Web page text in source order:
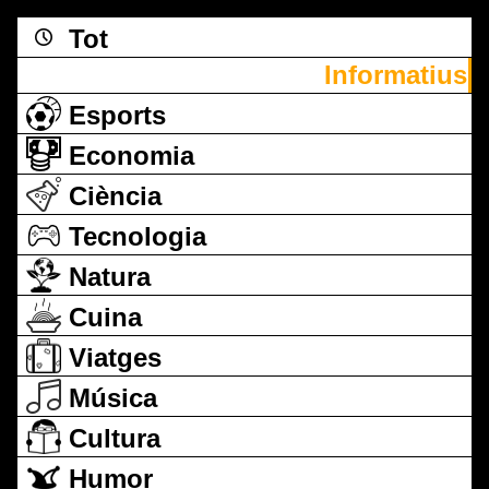
Tot
Informatius
Esports
Economia
Ciència
Tecnologia
Natura
Cuina
Viatges
Música
Cultura
Humor